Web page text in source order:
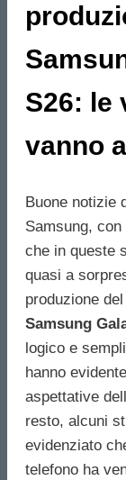
S26: le
vanno
Buone notizie
Samsung,
che in queste
quasi a
produzione
Samsung
logico e
hanno
aspettative
resto, alcuni
evidenziato
telefono ha